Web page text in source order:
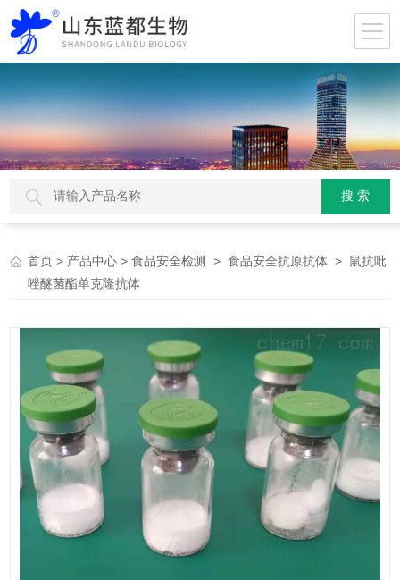
首页 > 产品中心 >食品安全检测 >食品安全抗原抗体 > 鼠抗吡
唑醚菌酯单克隆抗体